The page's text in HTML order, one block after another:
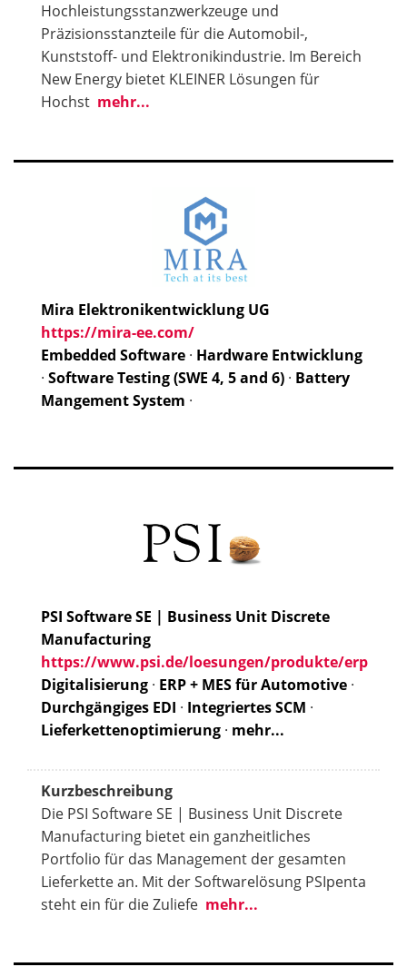
Hochleistungsstanzwerkzeuge und
Präzisionsstanzteile für die Automobil-,
Kunststoff- und Elektronikindustrie. Im Bereich
New Energy bietet KLEINER Lösungen für
Hochst mehr...
Mira Elektronikentwicklung UG
https://mira-ee.com/
Embedded Software · Hardware Entwicklung
· Software Testing (SWE 4, 5 and 6) · Battery
Mangement System ·
PSI Software SE | Business Unit Discrete
Manufacturing
https://www.psi.de/loesungen/produkte/erp
Digitalisierung · ERP + MES für Automotive ·
Durchgängiges EDI · Integriertes SCM ·
Lieferkettenoptimierung · mehr...
Kurzbeschreibung
Die PSI Software SE | Business Unit Discrete
Manufacturing bietet ein ganzheitliches
Portfolio für das Management der gesamten
Lieferkette an. Mit der Softwarelösung PSIpenta
steht ein für die Zuliefe mehr...